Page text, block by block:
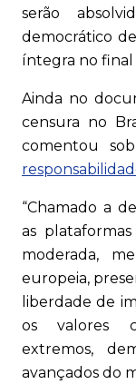
serão
democrático
íntegra no final
Ainda no
censura no
comentou
“Chamado a
as
moderada,
europeia,
liberdade de
os valores
extremos,
avançados do